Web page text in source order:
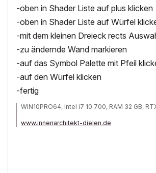
-oben in Shader Liste auf plus klicken
-oben in Shader Liste auf Würfel
-mit dem kleinen Dreieck rects
-zu ändernde Wand markieren
-auf das Symbol Palette mit Pfeil
-auf den Würfel klicken
-fertig
WIN10PRO64, Intel i7 10.700, RAM 32 GB,
www.innenarchitekt-dielen.de